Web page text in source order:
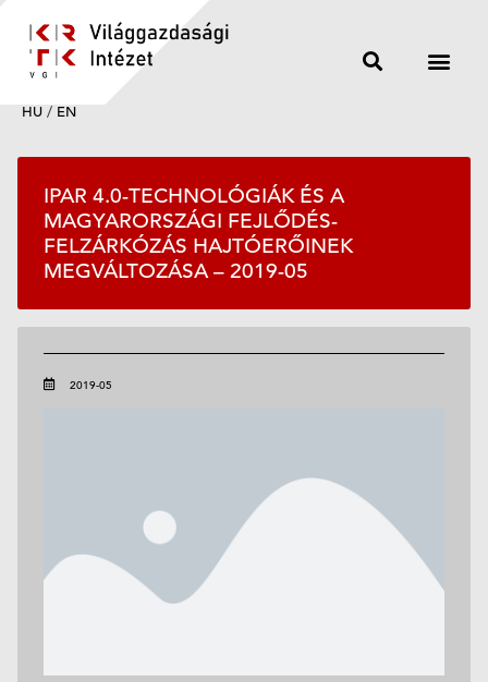
HU / EN
IPAR 4.0-TECHNOLÓGIÁK ÉS A
MAGYARORSZÁGI FEJLŐDÉS-
FELZÁRKÓZÁS HAJTÓERŐINEK
MEGVÁLTOZÁSA – 2019-05
2019-05